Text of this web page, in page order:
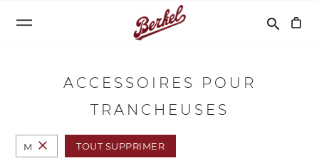
search
ACCESSOIRES POUR
TRANCHEUSES
M close TOUT SUPPRIMER